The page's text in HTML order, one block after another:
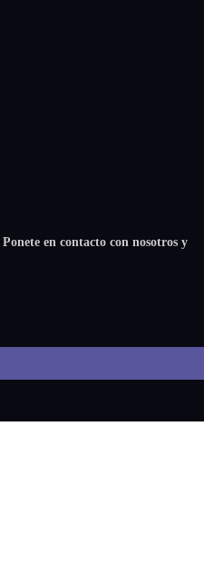
en contacto con nosotros y